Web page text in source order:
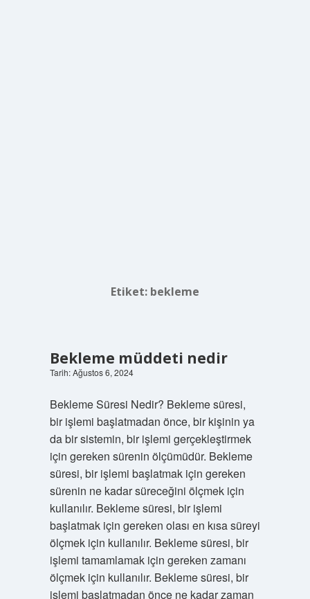
Etiket: bekleme
Bekleme müddeti nedir
Tarih: Ağustos 6, 2024
Bekleme Süresi Nedir? Bekleme süresi,
bir işlemi başlatmadan önce, bir kişinin ya
da bir sistemin, bir işlemi gerçekleştirmek
için gereken sürenin ölçümüdür. Bekleme
süresi, bir işlemi başlatmak için gereken
sürenin ne kadar süreceğini ölçmek için
kullanılır. Bekleme süresi, bir işlemi
başlatmak için gereken olası en kısa süreyi
ölçmek için kullanılır. Bekleme süresi, bir
işlemi tamamlamak için gereken zamanı
ölçmek için kullanılır. Bekleme süresi, bir
işlemi başlatmadan önce ne kadar zaman